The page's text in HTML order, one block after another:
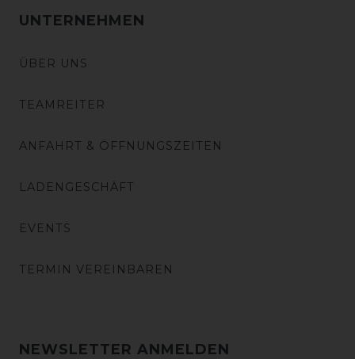
UNTERNEHMEN
ÜBER UNS
TEAMREITER
ANFAHRT & ÖFFNUNGSZEITEN
LADENGESCHÄFT
EVENTS
TERMIN VEREINBAREN
NEWSLETTER ANMELDEN